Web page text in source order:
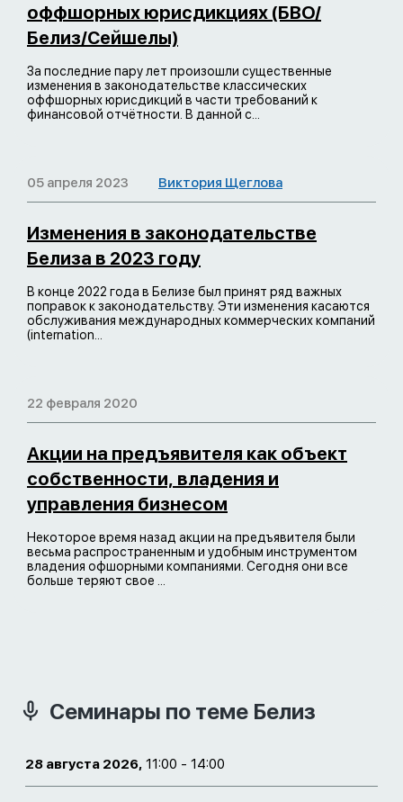
оффшорных юрисдикциях (БВО/
Белиз/Сейшелы)
За последние пару лет произошли существенные
изменения в законодательстве классических
оффшорных юрисдикций в части требований к
финансовой отчётности. В данной с...
05 апреля 2023 Виктория Щеглова
Изменения в законодательстве
Белиза в 2023 году
В конце 2022 года в Белизе был принят ряд важных
поправок к законодательству. Эти изменения касаются
обслуживания международных коммерческих компаний
(internation...
22 февраля 2020
Акции на предъявителя как объект
собственности, владения и
управления бизнесом
Некоторое время назад акции на предъявителя были
весьма распространенным и удобным инструментом
владения офшорными компаниями. Сегодня они все
больше теряют свое ...
Семинары по теме Белиз
28 августа 2026, 11:00 - 14:00